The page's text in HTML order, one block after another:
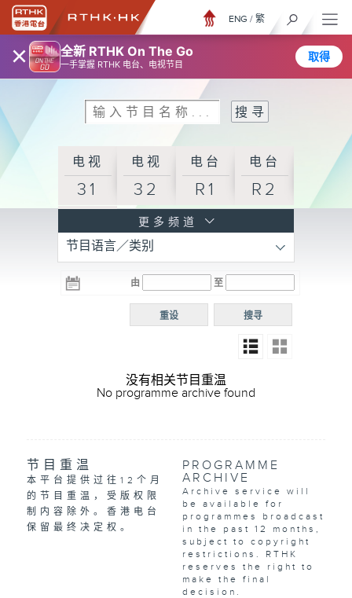
× 全新 RTHK On The Go
一手掌握 RTHK 电台、电视节目
取得
ENG / 繁
电视
31
电视
32
电台
R1
电台
R2
R3
电台 电台
R5
电台
普通
更多频道
节目语言／类别
由 至
搜寻
重设
没有相关节目重温
No programme archive found
节目重温
本平台提供过往12个月
的节目重温，受版权限
制内容除外。香港电台
保留最终决定权。
PROGRAMME
ARCHIVE
Archive service will
be available for
programmes broadcast
in the past 12 months,
subject to copyright
restrictions. RTHK
reserves the right to
make the final
decision.